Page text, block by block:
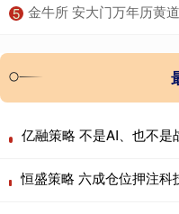
5 金牛所 安大门万年历黄
亿融策略 不是AI、也不